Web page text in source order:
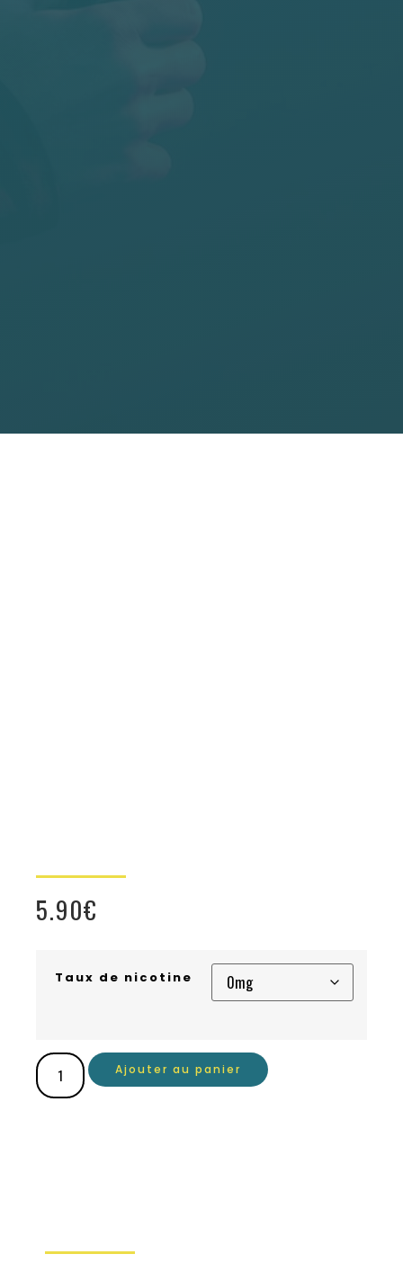
5.90€
Taux de nicotine
Ajouter au panier